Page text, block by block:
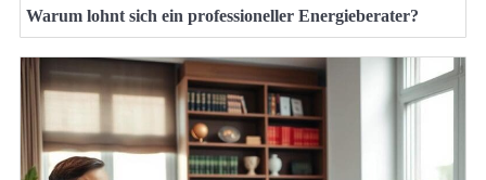
Warum lohnt sich ein professioneller Energieberater?